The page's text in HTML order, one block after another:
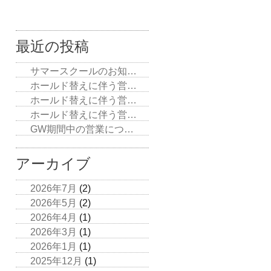
最近の投稿
サマースクールのお知…
ホールド替えに伴う営…
ホールド替えに伴う営…
ホールド替えに伴う営…
GW期間中の営業につ…
アーカイブ
2026年7月 (2)
2026年5月 (2)
2026年4月 (1)
2026年3月 (1)
2026年1月 (1)
2025年12月 (1)